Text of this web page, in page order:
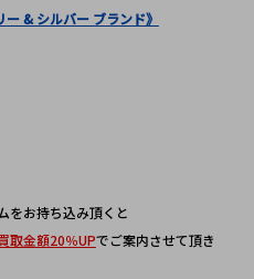
& シルバー ブランド》
をお持ち込み頂くと
取金額20％UPでご案内させて頂き